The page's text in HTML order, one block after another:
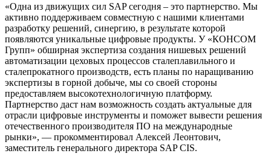
«Одна из движущих сил SAP сегодня – это партнерство. Мы
активно поддерживаем совместную с нашими клиентами
разработку решений, синергию, в результате которой
появляются уникальные цифровые продукты. У «КОНСОМ
Групп» обширная экспертиза создания нишевых решений
автоматизации цеховых процессов сталеплавильного и
сталепрокатного производств, есть планы по наращиванию
экспертизы в горной добыче, мы со своей стороны
предоставляем высокотехнологичную платформу.
Партнерство даст нам возможность создать актуальные для
отрасли цифровые инструменты и поможет вывести решения
отечественного производителя ПО на международные
рынки», — прокомментировал Алексей Леонтович,
заместитель генерального директора SAP CIS.